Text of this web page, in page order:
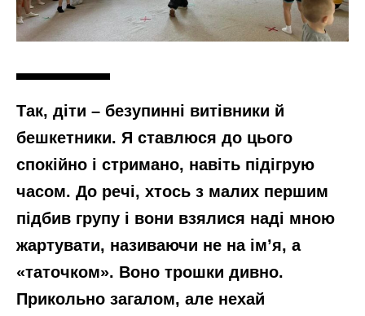
Так, діти – безупинні витівники й
бешкетники. Я ставлюся до цього
спокійно і стримано, навіть підігрую
часом. До речі, хтось з малих першим
підбив групу і вони взялися наді мною
жартувати, називаючи не на ім’я, а
«таточком». Воно трошки дивно.
Прикольно загалом, але нехай